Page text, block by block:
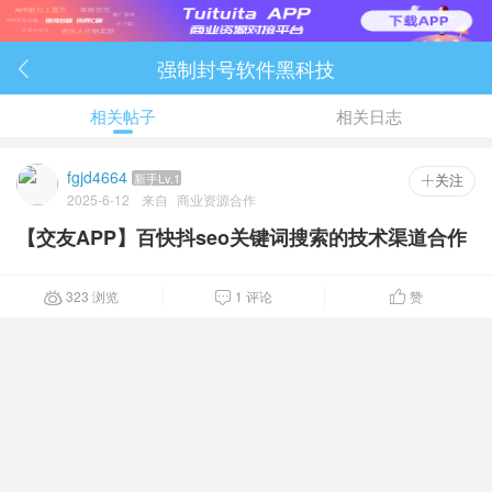
 强制封号软件黑科技
相关帖子 相关日志
fgjd4664 新手Lv.1
2025-6-12 来自 商业资源合作
 关注
【交友APP】百快抖seo关键词搜索的技术渠道合作
323 浏览  1 评论 赞